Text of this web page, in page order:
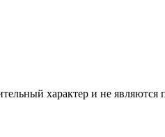
характер и не являются